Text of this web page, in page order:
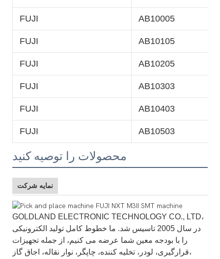
FUJI AB10005
FUJI AB10105
FUJI AB10205
FUJI AB10303
FUJI AB10403
FUJI AB10503
محصولات را توصیه کنید
نمایه شرکت
GOLDLAND ELECTRONIC TECHNOLOGY CO., LTD،
در سال 2005 تاسیس شد. ما خطوط کامل تولید الکترونیکی
را با بودجه معین شما عرضه می کنیم، از جمله تجهیزات
قرارگیری، لودر، تخلیه کننده، چاپگر، نوار نقاله، اجاق گاز،